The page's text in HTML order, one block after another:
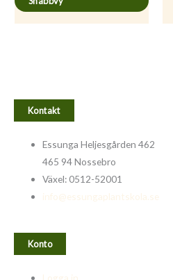
Kontakt
Essunga Heljesgården 462
465 94 Nossebro
Växel: 0512-52001
info@essungaplantskola.se
Konto